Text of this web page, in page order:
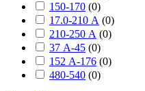
150-170 (0)
17.0-210 А (0)
210-250 А (0)
37 А-45 (0)
152 А-176 (0)
480-540 (0)